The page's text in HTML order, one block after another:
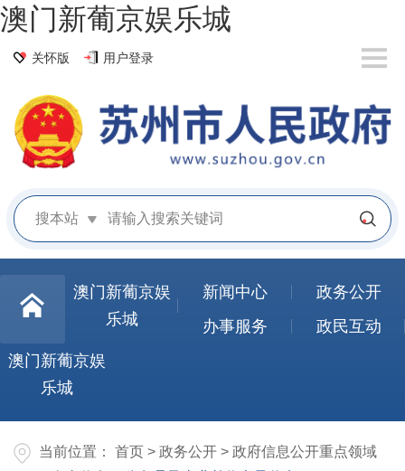
澳门新葡京娱乐城
关怀版 用户登录
搜本站
澳门新葡京娱
乐城
新闻中心
政务公开
办事服务
政民互动
澳门新葡京娱
乐城
当前位置： 首页 > 政务公开 > 政府信息公开重点领域